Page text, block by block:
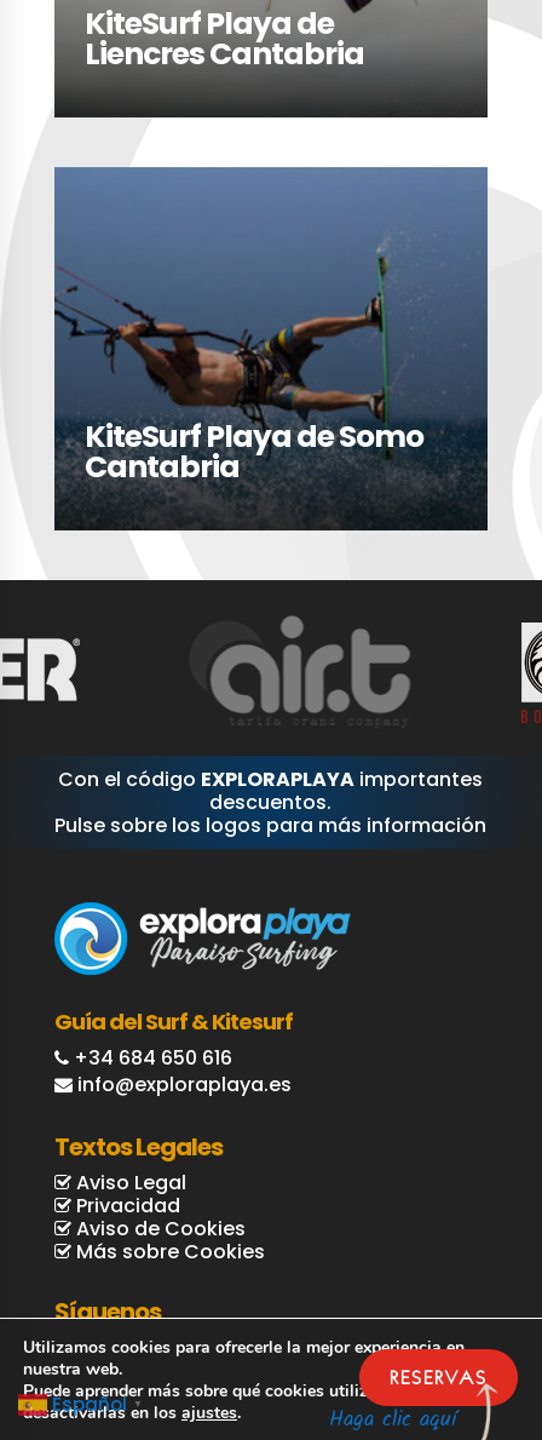
RESERVAS
Haga clic aquí
KiteSurf Playa de
Liencres Cantabria
KiteSurf Playa de Somo
Cantabria
Con el código EXPLORAPLAYA importantes
descuentos.
Pulse sobre los logos para más información
Guía del Surf & Kitesurf
+34 684 650 616
info@exploraplaya.es
Textos Legales
Aviso Legal
Privacidad
Aviso de Cookies
Más sobre Cookies
Síguenos
Español ▼
Utilizamos cookies para ofrecerle la mejor experiencia en
nuestra web.
Puede aprender más sobre qué cookies utilizamos o
desactivarlas en los ajustes.